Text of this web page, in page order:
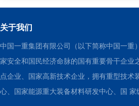
关于我们
中国一重集团有限公司（以下简称中国一重
家安全和国民经济命脉的国有重要骨干企业
点企业、国家高新技术企业，拥有重型技术
心、国家能源重大装备材料研发中心、国 家